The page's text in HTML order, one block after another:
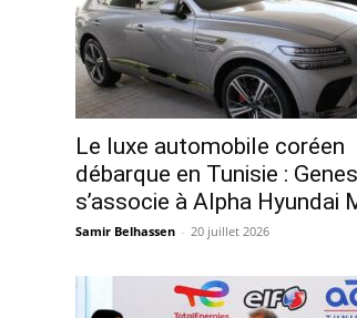
Le luxe automobile coréen
débarque en Tunisie :
s’associe à Alpha Hyundai
Samir Belhassen - 20 juillet 2026